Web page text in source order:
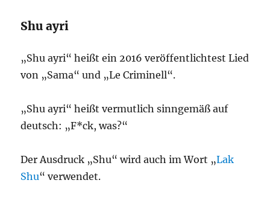
Shu ayri
„Shu ayri“ heißt ein 2016 veröffentlichtest Lied
von „Sama“ und „Le Criminell“.
„Shu ayri“ heißt vermutlich sinngemäß auf
deutsch: „F*ck, was?“
Der Ausdruck „Shu“ wird auch im Wort „Lak
Shu“ verwendet.